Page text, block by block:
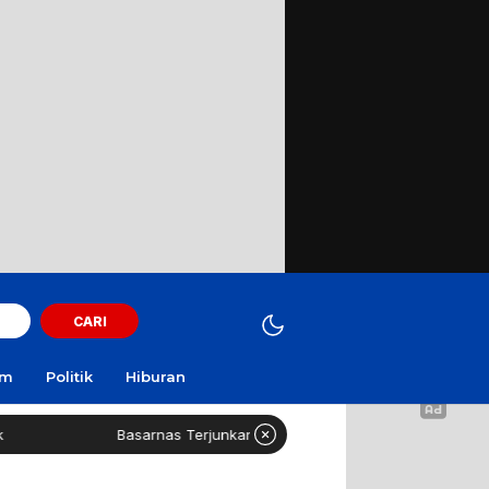
CARI
Politik Hiburan
Basarnas Terjunkan Helikopter Sisir Bangkai KMP Mutiara Sentosa II